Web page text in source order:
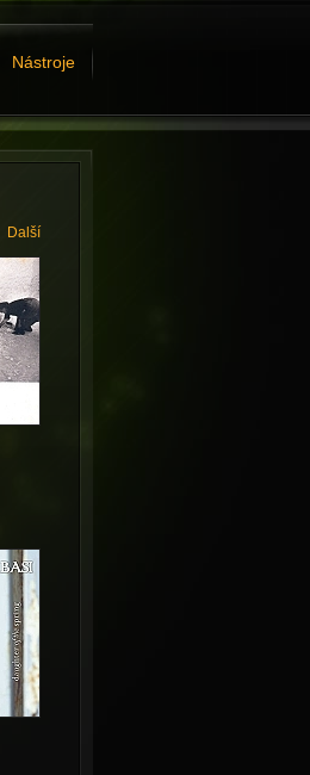
Nástroje
Další